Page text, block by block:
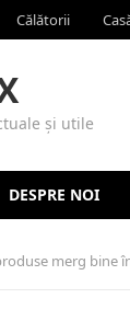
Călătorii
și utile
DESPRE NOI
merg bine